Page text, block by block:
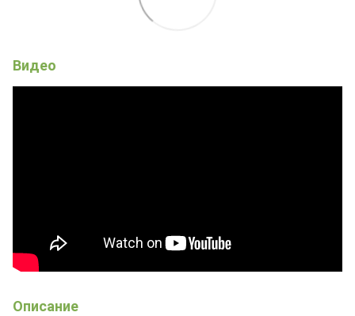
Видео
Описание